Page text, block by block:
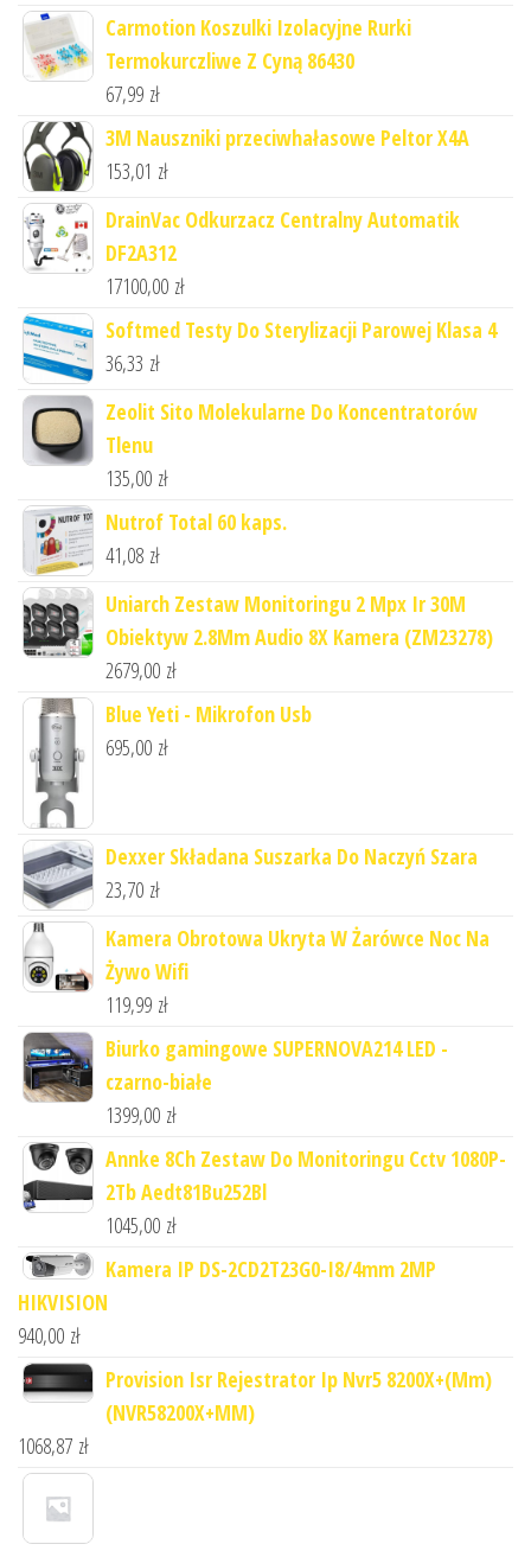
Carmotion Koszulki Izolacyjne Rurki
Termokurczliwe Z Cyną 86430
67,99 zł
3M Nauszniki przeciwhałasowe Peltor X4A
153,01 zł
DrainVac Odkurzacz Centralny Automatik
DF2A312
17100,00 zł
Softmed Testy Do Sterylizacji Parowej Klasa 4
36,33 zł
Zeolit Sito Molekularne Do Koncentratorów
Tlenu
135,00 zł
Nutrof Total 60 kaps.
41,08 zł
Uniarch Zestaw Monitoringu 2 Mpx Ir 30M
Obiektyw 2.8Mm Audio 8X Kamera (ZM23278)
2679,00 zł
Blue Yeti - Mikrofon Usb
695,00 zł
Dexxer Składana Suszarka Do Naczyń Szara
23,70 zł
Kamera Obrotowa Ukryta W Żarówce Noc Na
Żywo Wifi
119,99 zł
Biurko gamingowe SUPERNOVA214 LED -
czarno-białe
1399,00 zł
Annke 8Ch Zestaw Do Monitoringu Cctv 1080P-
2Tb Aedt81Bu252Bl
1045,00 zł
Kamera IP DS-2CD2T23G0-I8/4mm 2MP
HIKVISION
940,00 zł
Provision Isr Rejestrator Ip Nvr5 8200X+(Mm)
(NVR58200X+MM)
1068,87 zł